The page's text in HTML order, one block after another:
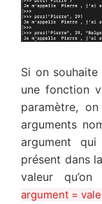
Si on souhaite
une fonction
paramètre,
arguments
argument
présent dans
valeur
argument =